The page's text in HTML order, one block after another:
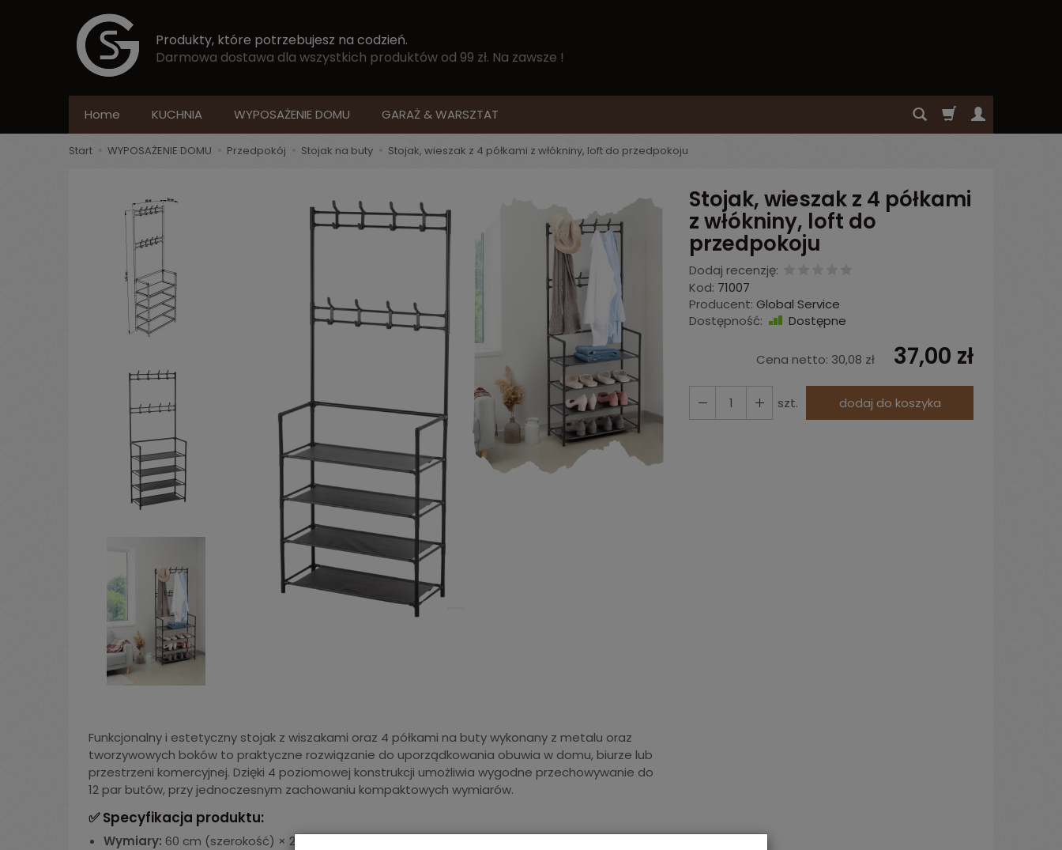
Produkty, które potrzebujesz na codzień.
Darmowa dostawa dla wszystkich produktów od 99 zł. Na zawsze !
Home KUCHNIA WYPOSAŻENIE DOMU GARAŻ & WARSZTAT
Start WYPOSAŻENIE DOMU Przedpokój Stojak na buty Stojak, wieszak z 4 półkami z włókniny, loft do przedpokoju
Stojak, wieszak z 4 półkami
z włókniny, loft do
przedpokoju
Dodaj recenzję:
Kod: 71007
Producent: Global Service
Dostępność:
Dostępne
Cena netto: 30,08 zł 37,00 zł
szt. dodaj do koszyka
Funkcjonalny i estetyczny stojak z wiszakami oraz 4 półkami na buty wykonany z metalu oraz
tworzywowych boków to praktyczne rozwiązanie do uporządkowania obuwia w domu, biurze lub
przestrzeni komercyjnej. Dzięki 4 poziomowej konstrukcji umożliwia wygodne przechowywanie do
12 par butów, przy jednoczesnym zachowaniu kompaktowych wymiarów.
✅ Specyfikacja produktu:
Wymiary: 60 cm (szerokość) × 26 cm (głębokość) × 170 cm (wysokość)